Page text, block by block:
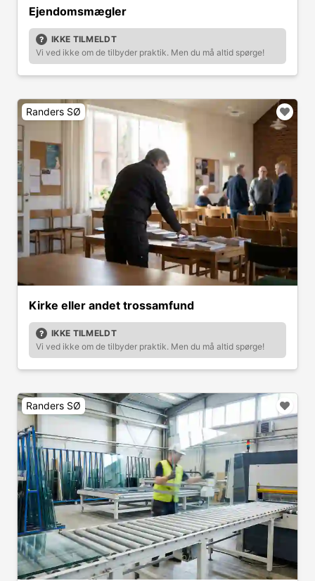
Ejendomsmægler
IKKE TILMELDT
Vi ved ikke om de tilbyder praktik. Men du må altid spørge!
Randers SØ
Kirke eller andet trossamfund
IKKE TILMELDT
Vi ved ikke om de tilbyder praktik. Men du må altid spørge!
Randers SØ